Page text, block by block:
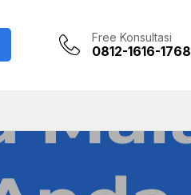
Free Konsultasi
0812-1616-1768